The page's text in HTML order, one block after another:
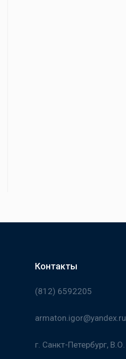
Контакты
(812) 6592205
armaton.igor@yandex.ru
г. Санкт-Петербург, В.О.